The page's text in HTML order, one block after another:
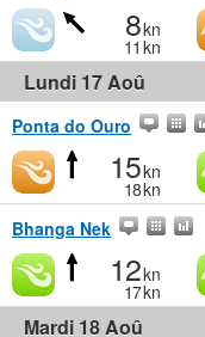
8kn
11 kn
Lundi 17 Aoû
Ponta do Ouro
15kn
18kn
Bhanga Nek
12kn
17kn
Mardi 18 Aoû